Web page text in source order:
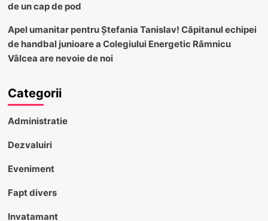
de un cap de pod
Apel umanitar pentru Ștefania Tanislav! Căpitanul echipei
de handbal junioare a Colegiului Energetic Râmnicu
Vâlcea are nevoie de noi
Categorii
Administratie
Dezvaluiri
Eveniment
Fapt divers
Invatamant